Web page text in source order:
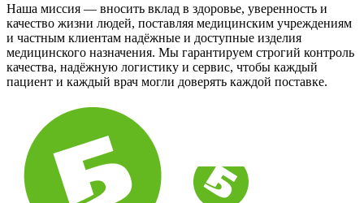
Наша миссия — вносить вклад в здоровье, уверенность и
качество жизни людей, поставляя медицинским учреждениям
и частным клиентам надёжные и доступные изделия
медицинского назначения. Мы гарантируем строгий контроль
качества, надёжную логистику и сервис, чтобы каждый
пациент и каждый врач могли доверять каждой поставке.